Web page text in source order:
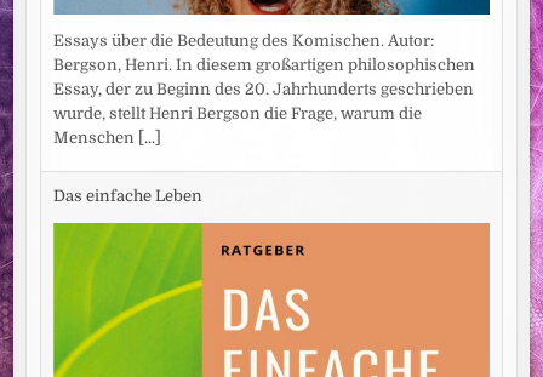
Essays über die Bedeutung des Komischen. Autor:
Bergson, Henri. In diesem großartigen philosophischen
Essay, der zu Beginn des 20. Jahrhunderts geschrieben
wurde, stellt Henri Bergson die Frage, warum die
Menschen [...]
Das einfache Leben